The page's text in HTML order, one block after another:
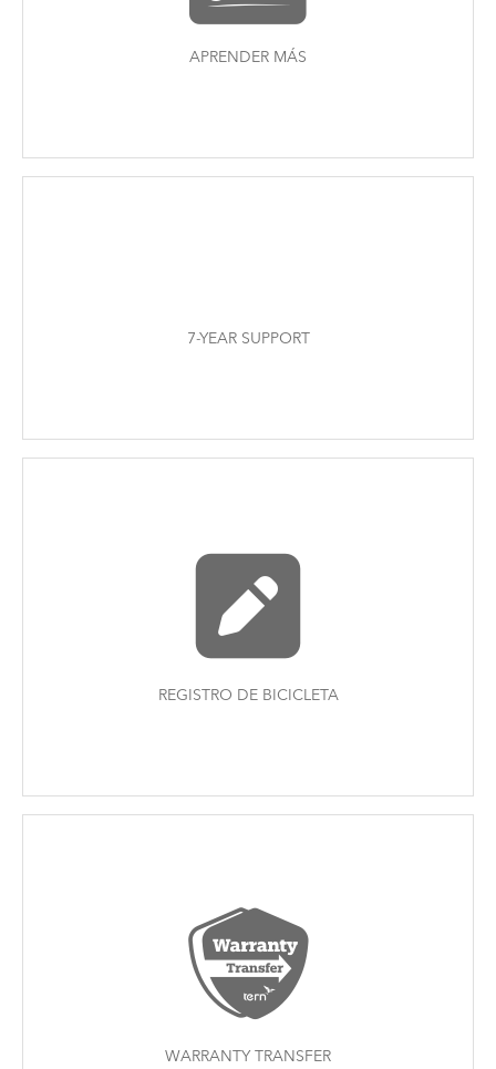
APRENDER MÁS
7-YEAR SUPPORT
REGISTRO DE BICICLETA
WARRANTY TRANSFER